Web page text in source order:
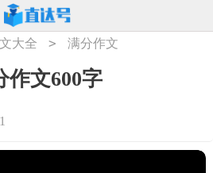
大全 > 满分作文
作文600字